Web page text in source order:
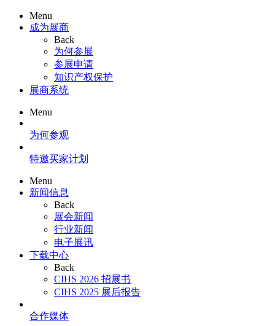
Menu
成为展商
Back
为何参展
参展申请
知识产权保护
展商系统
Menu
为何参观
特邀买家计划
Menu
新闻信息
Back
展会新闻
行业新闻
电子展讯
下载中心
Back
CIHS 2026 招展书
CIHS 2025 展后报告
合作媒体